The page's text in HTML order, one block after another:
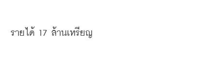
รายได้ 17 ล้านเหรียญ